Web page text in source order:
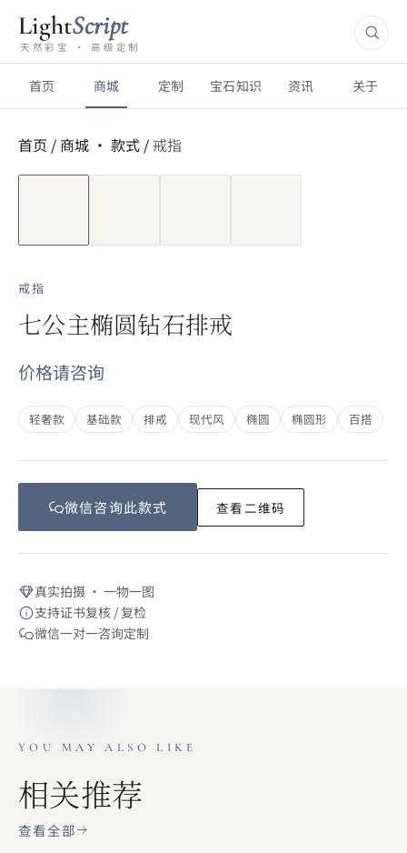
LightScript
天然彩宝 · 高级定制
首页 商城 定制 宝石知识 资讯 关于
首页 / 商城 · 款式 / 戒指
短视频
戒指
七公主椭圆钻石排戒
价格请咨询
轻奢款 基础款 排戒 现代风 椭圆 椭圆形 百搭
微信咨询此款式 查看二维码
真实拍摄 · 一物一图
支持证书复核 / 复检
微信一对一咨询定制
YOU MAY ALSO LIKE
相关推荐
查看全部